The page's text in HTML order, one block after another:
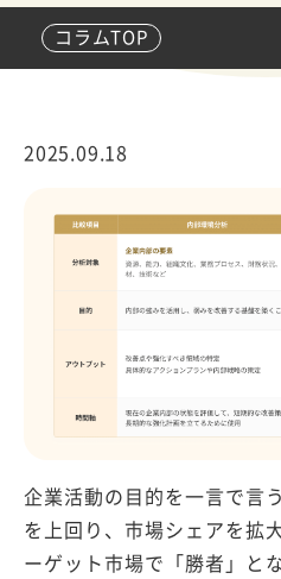
コラムTOP
2025.09.18
企業活動の目的を一言で言
を上回り、市場シェアを拡
ーゲット市場で「勝者」と